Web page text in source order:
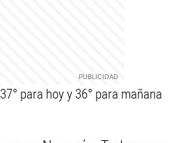
para hoy y 36° para mañana